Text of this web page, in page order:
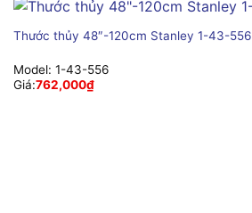
Thước thủy 48″-120cm Stanley 1-43-556
Model: 1-43-556
Giá:762,000₫